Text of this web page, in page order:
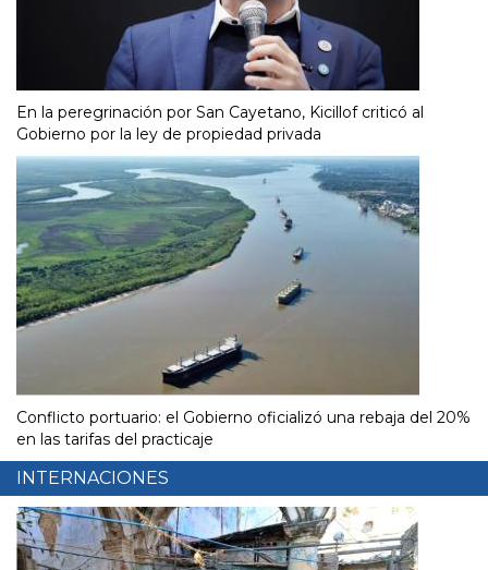
En la peregrinación por San Cayetano, Kicillof criticó al
Gobierno por la ley de propiedad privada
Conflicto portuario: el Gobierno oficializó una rebaja del 20%
en las tarifas del practicaje
INTERNACIONES